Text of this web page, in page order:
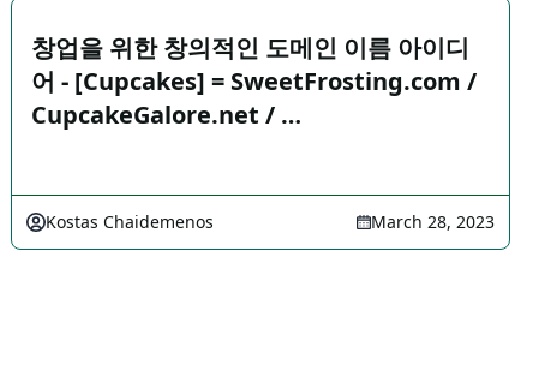
창업을 위한 창의적인 도메인 이름 아이디
어 - [Cupcakes] = SweetFrosting.com /
CupcakeGalore.net / …
Kostas Chaidemenos March 28, 2023